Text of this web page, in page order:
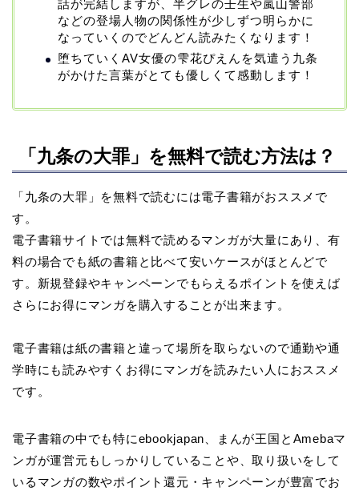
話が完結しますが、半グレの壬生や嵐山警部
などの登場人物の関係性が少しずつ明らかに
なっていくのでどんどん読みたくなります！
堕ちていくAV女優の雫花ぴえんを気遣う九条
がかけた言葉がとても優しくて感動します！
「九条の大罪」を無料で読む方法は？
「九条の大罪」を無料で読むには電子書籍がおススメで
す。
電子書籍サイトでは無料で読めるマンガが大量にあり、有
料の場合でも紙の書籍と比べて安いケースがほとんどで
す。新規登録やキャンペーンでもらえるポイントを使えば
さらにお得にマンガを購入することが出来ます。
電子書籍は紙の書籍と違って場所を取らないので通勤や通
学時にも読みやすくお得にマンガを読みたい人におススメ
です。
電子書籍の中でも特にebookjapan、まんが王国とAmebaマ
ンガが運営元もしっかりしていることや、取り扱いをして
いるマンガの数やポイント還元・キャンペーンが豊富でお